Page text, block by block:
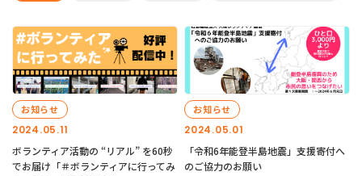
2024.05.11
お知らせ
ボランティア活動の “リアル” を60秒
でお届け「＃ボランティアに行ってみ
2024.05.01
お知らせ
「令和6年能登半島地震」支援寄付へ
のご協力のお願い